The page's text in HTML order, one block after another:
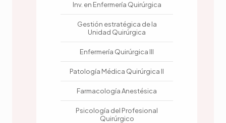
Inv. en Enfermería Quirúrgica
Gestión estratégica de la
Unidad Quirúrgica
Enfermería Quirúrgica III
Patología Médica Quirúrgica II
Farmacología Anestésica
Psicología del Profesional
Quirúrgico